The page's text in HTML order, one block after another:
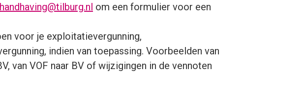
handhaving@tilburg.nl om een formulier voor een
voor je exploitatievergunning,
indien van toepassing. Voorbeelden van
van VOF naar BV of wijzigingen in de vennoten